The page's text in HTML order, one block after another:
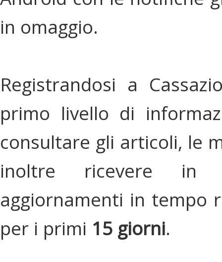
in omaggio.
Registrandosi a
primo livello di
consultare gli articoli, le
inoltre ricevere in
aggiornamenti in tempo
per i primi 15 giorni.